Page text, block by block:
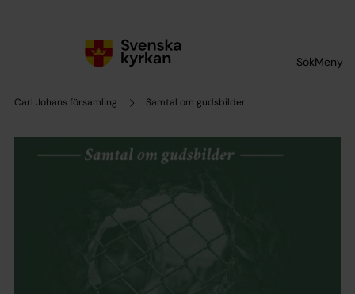
SökMeny
Carl Johans församling Samtal om gudsbilder